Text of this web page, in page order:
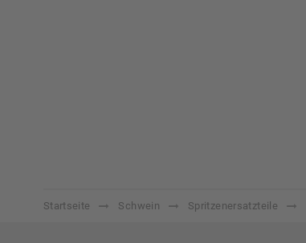
Startseite Schwein Spritzenersatzteile